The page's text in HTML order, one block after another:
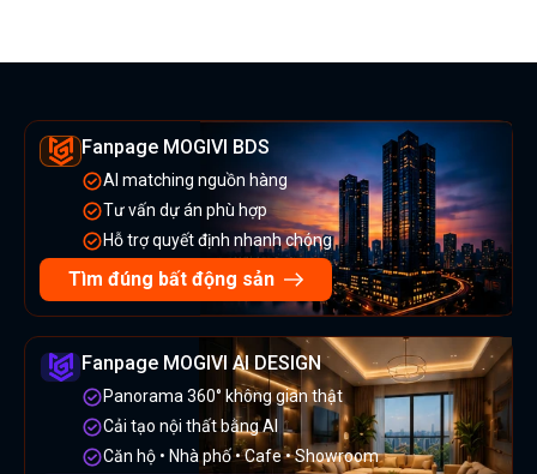
Fanpage MOGIVI BDS
AI matching nguồn hàng
Tư vấn dự án phù hợp
Hỗ trợ quyết định nhanh chóng
Tìm đúng bất động sản
Fanpage MOGIVI AI DESIGN
Panorama 360° không gian thật
Cải tạo nội thất bằng AI
Căn hộ • Nhà phố • Cafe • Showroom